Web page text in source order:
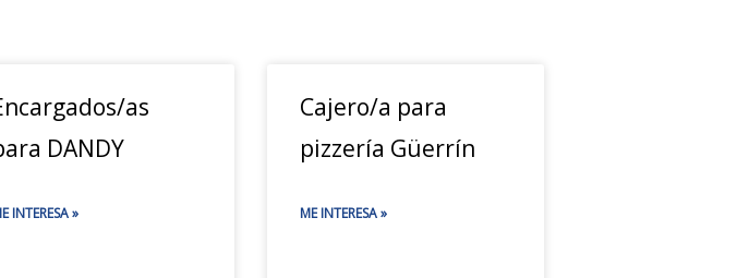
as
DANDY
INTERESA »
Cajero/a para
pizzería Güerrín
ME INTERESA »